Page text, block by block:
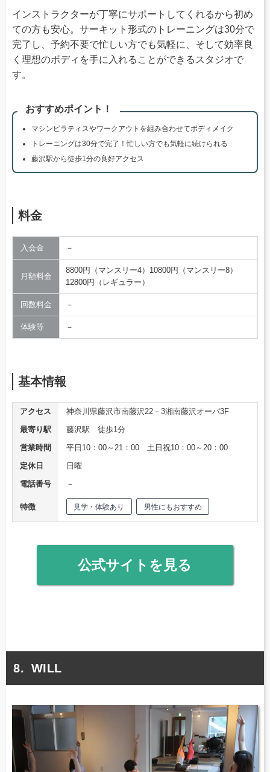
インストラクターが丁寧にサポートしてくれるから初め
ての方も安心。サーキット形式のトレーニングは30分で
完了し、予約不要で忙しい方でも気軽に、そして効率良
く理想のボディを手に入れることができるスタジオで
す。
おすすめポイント！
マシンピラティスやワークアウトを組み合わせてボディメイク
トレーニングは30分で完了！忙しい方でも気軽に続けられる
藤沢駅から徒歩1分の良好アクセス
料金
入会金 －
月額料金
8800円（マンスリー4）10800円（マンスリー8）
12800円（レギュラー）
回数料金 －
体験等 －
基本情報
アクセス
神奈川県藤沢市南藤沢22－3湘南藤沢オーパ3F
最寄り駅
藤沢駅 徒歩1分
営業時間
平日10：00～21：00 土日祝10：00～20：00
定休日
日曜
電話番号
－
特徴 見学・体験あり 男性にもおすすめ
公式サイトを見る
WILL